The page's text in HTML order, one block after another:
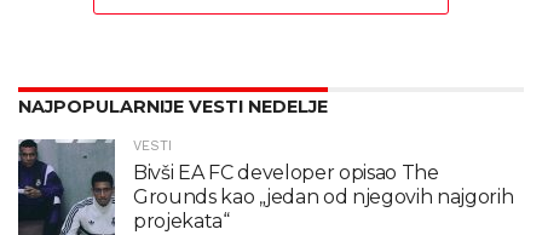
NAJPOPULARNIJE VESTI NEDELJE
VESTI
Bivši EA FC developer opisao The
Grounds kao „jedan od njegovih najgorih
projekata“